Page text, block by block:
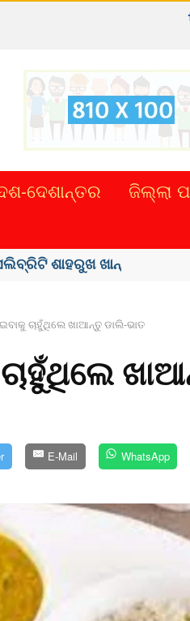
ଦେଶାନ୍ତର ଜିଲ୍ଲା
ଶଙ୍କର ସିଂହଙ୍କ ...
ଚାହୁଁଥିଲେ ଖାଆନ୍ତୁ ଡାଲି-ଭାତ
E-Mail WhatsApp